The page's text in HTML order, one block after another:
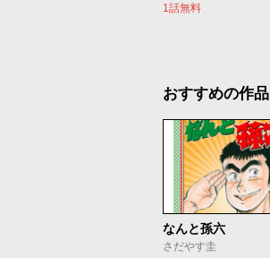
1話無料
おすすめの作品
なんと孫六
さだやす圭